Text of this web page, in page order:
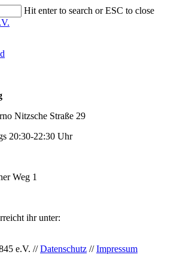
Hit enter to search or ESC to close
Nitzsche Straße 29
20:30-22:30 Uhr
Weg 1
ihr unter:
e.V. //Datenschutz //Impressum